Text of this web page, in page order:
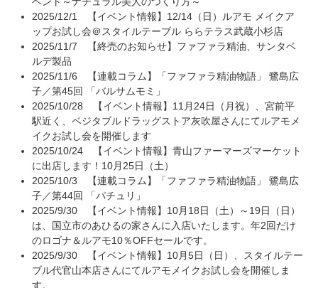
2025/12/1
【イベント情報】12/14（日）ルアモ メイクア
ップお試し会＠スタイルテーブル ららテラス武蔵小杉店
2025/11/7
【終売のお知らせ】ファファラ精油、サンタベ
ルデ製品
2025/11/6
【連載コラム】「ファファラ精油物語」 鷺島広
子／第45回 「バルサムモミ」
2025/10/28
【イベント情報】11月24日（月祝）、宮前平
駅近く、ベジタブルドラッグストア灰吹屋さんにてルアモメ
イクお試し会を開催します
2025/10/24
【イベント情報】青山ファーマーズマーケット
に出店します！10月25日（土）
2025/10/3
【連載コラム】「ファファラ精油物語」 鷺島広
子／第44回 「パチュリ」
2025/9/30
【イベント情報】10月18日（土）～19日（日）
は、国立市のあひるの家さんに入店いたします。年2回だけ
のロゴナ＆ルアモ10％OFFセールです。
2025/9/30
【イベント情報】10月5日（日）、スタイルテー
ブル代官山本店さんにてルアモメイクお試し会を開催しま
す。